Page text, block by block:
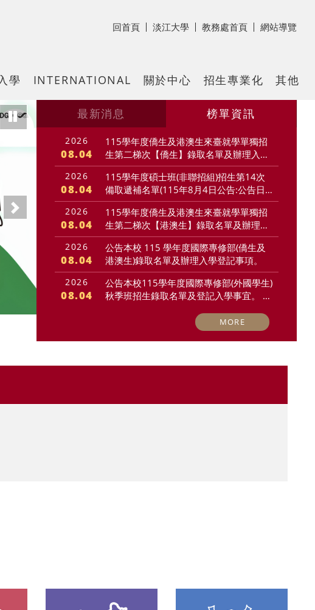
回首頁 淡江大學 教務處首頁 網站導覽
學 INTERNATIONAL 關於中心 招生專業化 其他
下一頁
最新消息 榜單資訊
2026
08.04
115學年度僑生及港澳生來臺就學單獨招
生第二梯次【僑生】錄取名單及辦理入學
登記事項
2026
08.04
115學年度碩士班(非聯招組)招生第14次
備取遞補名單(115年8月4日公告:公告日
起至115年8月11日上午10:00止線上報
到)
2026
08.04
115學年度僑生及港澳生來臺就學單獨招
生第二梯次【港澳生】錄取名單及辦理入
學登記事項
2026
08.04
公告本校 115 學年度國際專修部(僑生及
港澳生)錄取名單及辦理入學登記事項。
2026
08.04
公告本校115學年度國際專修部(外國學生)
秋季班招生錄取名單及登記入學事宜。 S
nformation for the Admissions of Intern
ational Foundation Program(Internation
MORE